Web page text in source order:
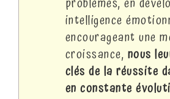
problèmes, en
intelligence
encourageant une
croissance, nous
clés de la réussite
en constante